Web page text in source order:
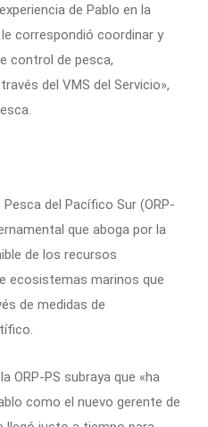
de Pablo en la
correspondió coordinar y
control de pesca,
del VMS del Servicio»,
del Pacífico Sur (ORP-
que aboga por la
de los recursos
ecosistemas marinos que
de medidas de
ORP-PS subraya que «ha
como el nuevo gerente de